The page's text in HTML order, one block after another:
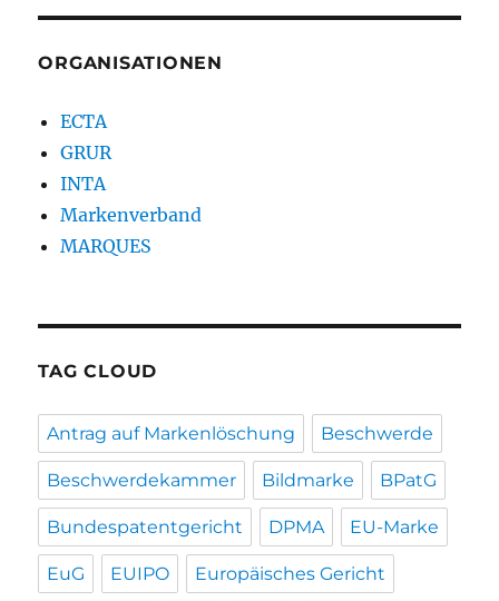
ORGANISATIONEN
ECTA
GRUR
INTA
Markenverband
MARQUES
TAG CLOUD
Antrag auf Markenlöschung Beschwerde
Beschwerdekammer Bildmarke BPatG
Bundespatentgericht DPMA EU-Marke
EuG EUIPO Europäisches Gericht